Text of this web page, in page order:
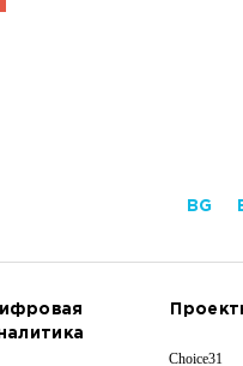
BG
Choice31